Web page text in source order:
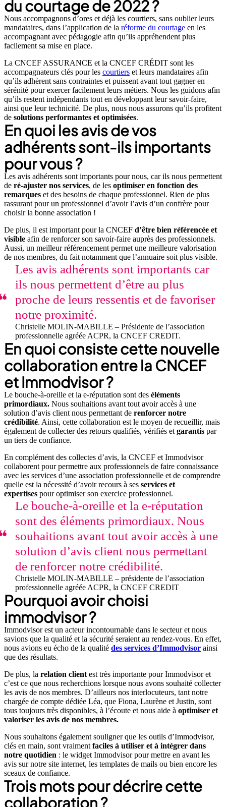
du courtage de 2022 ?
Nous accompagnons d’ores et déjà les courtiers, sans oublier leurs
mandataires, dans l’application de la réforme du courtage en les
accompagnant avec pédagogie afin qu’ils appréhendent plus
facilement sa mise en place.
La CNCEF ASSURANCE et la CNCEF CRÉDIT sont les
accompagnateurs clés pour les courtiers et leurs mandataires afin
qu’ils adhèrent sans contraintes et puissent avant tout gagner en
sérénité pour exercer facilement leurs métiers. Nous les guidons afin
qu’ils restent indépendants tout en développant leur savoir-faire,
ainsi que leur technicité. De plus, nous nous assurons qu’ils profitent
de solutions performantes et optimisées.
En quoi les avis de vos
adhérents sont-ils importants
pour vous ?
Les avis adhérents sont importants pour nous, car ils nous permettent
de ré-ajuster nos services, de les optimiser en fonction des
remarques et des besoins de chaque professionnel. Rien de plus
rassurant pour un professionnel d’avoir l’avis d’un confrère pour
choisir la bonne association !
De plus, il est important pour la CNCEF d’être bien référencée et
visible afin de renforcer son savoir-faire auprès des professionnels.
Aussi, un meilleur référencement permet une meilleure valorisation
de nos membres, du fait notamment que l’annuaire soit plus visible.
Les avis adhérents sont importants car
ils nous permettent d’être au plus
proche de leurs ressentis et de favoriser
notre proximité.
Christelle MOLIN-MABILLE – Présidente de l’association
professionnelle agréée ACPR, la CNCEF CREDIT.
En quoi consiste cette nouvelle
collaboration entre la CNCEF
et Immodvisor ?
Le bouche-à-oreille et la e-réputation sont des éléments
primordiaux. Nous souhaitions avant tout avoir accès à une
solution d’avis client nous permettant de renforcer notre
crédibilité. Ainsi, cette collaboration est le moyen de recueillir, mais
également de collecter des retours qualifiés, vérifiés et garantis par
un tiers de confiance.
En complément des collectes d’avis, la CNCEF et Immodvisor
collaborent pour permettre aux professionnels de faire connaissance
avec les services d’une association professionnelle et de comprendre
quelle est la nécessité d’avoir recours à ses services et
expertises pour optimiser son exercice professionnel.
Le bouche-à-oreille et la e-réputation
sont des éléments primordiaux. Nous
souhaitions avant tout avoir accès à une
solution d’avis client nous permettant
de renforcer notre crédibilité.
Christelle MOLIN-MABILLE – présidente de l’association
professionnelle agréée ACPR, la CNCEF CREDIT
Pourquoi avoir choisi
immodvisor ?
Immodvisor est un acteur incontournable dans le secteur et nous
savions que la qualité et la sécurité seraient au rendez-vous. En effet,
nous avions eu écho de la qualité des services d’Immodvisor ainsi
que des résultats.
De plus, la relation client est très importante pour Immodvisor et
c’est ce que nous recherchions lorsque nous avons souhaité collecter
les avis de nos membres. D’ailleurs nos interlocuteurs, tant notre
chargée de compte dédiée Léa, que Fiona, Laurène et Justin, sont
tous toujours très disponibles, à l’écoute et nous aide à optimiser et
valoriser les avis de nos membres.
Nous souhaitons également souligner que les outils d’Immodvisor,
clés en main, sont vraiment faciles à utiliser et à intégrer dans
notre quotidien : le widget Immodvisor pour mettre en avant les
avis sur notre site internet, les templates de mails ou bien encore les
sceaux de confiance.
Trois mots pour décrire cette
collaboration ?